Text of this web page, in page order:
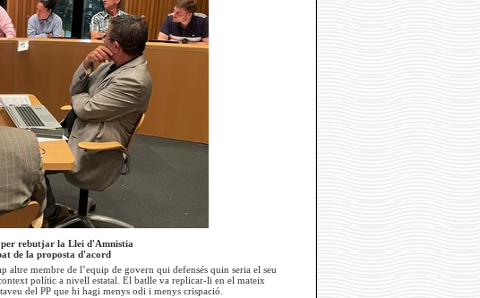
rebutjar la Llei d'Amnistia
de la proposta d'acord
altre membre de l’equip de govern qui defensés quin seria el seu
polític a nivell estatal. El batlle va replicar-li en el mateix
del PP que hi hagi menys odi i menys crispació.